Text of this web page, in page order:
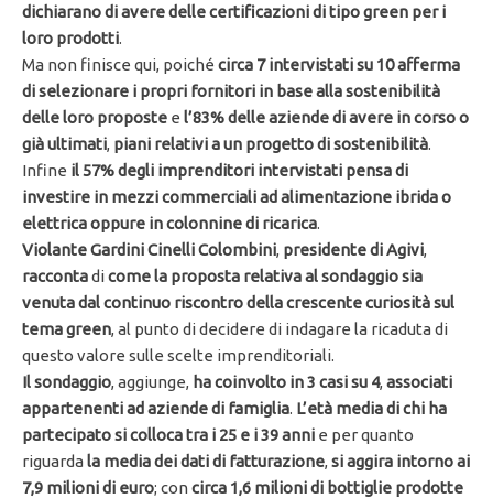
dichiarano di avere delle certificazioni di tipo green per i
loro prodotti.
Ma non finisce qui, poiché circa 7 intervistati su 10 afferma
di selezionare i propri fornitori in base alla sostenibilità
delle loro proposte e l’83% delle aziende di avere in corso o
già ultimati, piani relativi a un progetto di sostenibilità.
Infine il 57% degli imprenditori intervistati pensa di
investire in mezzi commerciali ad alimentazione ibrida o
elettrica oppure in colonnine di ricarica.
Violante Gardini Cinelli Colombini, presidente di Agivi,
raccontadicome la proposta relativa al sondaggio sia
venuta dal continuo riscontro della crescente curiosità sul
tema green, al punto di decidere di indagare la ricaduta di
questo valore sulle scelte imprenditoriali.
Il sondaggio, aggiunge, ha coinvolto in 3 casi su 4,associati
appartenenti ad aziende di famiglia. L’età media di chi ha
partecipato si colloca tra i 25 e i 39 anni e per quanto
riguardala media dei dati di fatturazione,si aggira intorno ai
7,9 milioni di euro; concirca 1,6 milioni di bottiglie prodotte